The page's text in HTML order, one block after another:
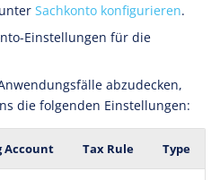
Sachkonto konfigurieren.
Einstellungen für die
abzudecken,
die folgenden Einstellungen:
Account Tax Rule Type